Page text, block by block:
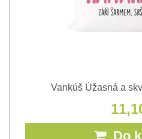
Vankúš Úžasná a
Do